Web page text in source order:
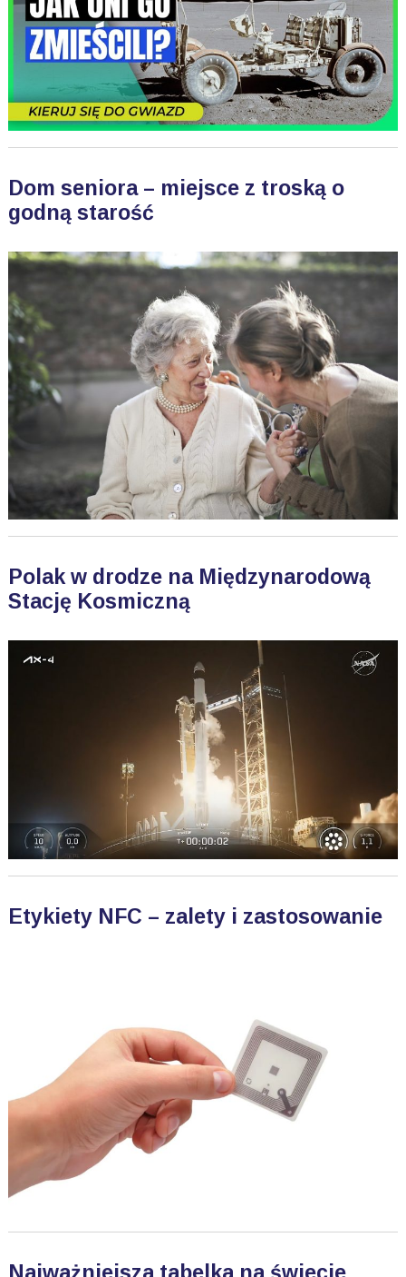
Dom seniora – miejsce z troską o
godną starość
Polak w drodze na Międzynarodową
Stację Kosmiczną
Etykiety NFC – zalety i zastosowanie